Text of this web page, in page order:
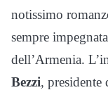
notissimo
sempre
dell’Armenia.
Bezzi, presidente